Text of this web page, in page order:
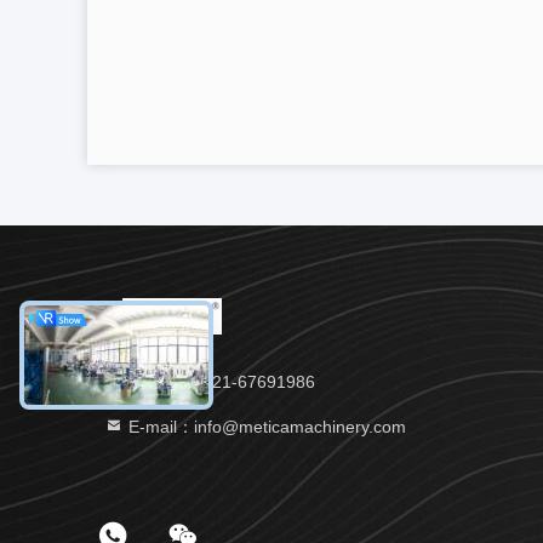
Tel.：86- 021-67691986
E-mail：info@meticamachinery.com